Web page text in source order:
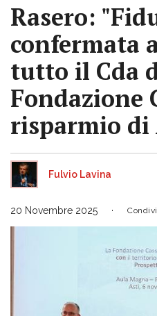
Rasero:
confermata
tutto il Cda
Fondazione
risparmio di
Fulvio Lavina
20 Novembre 2025